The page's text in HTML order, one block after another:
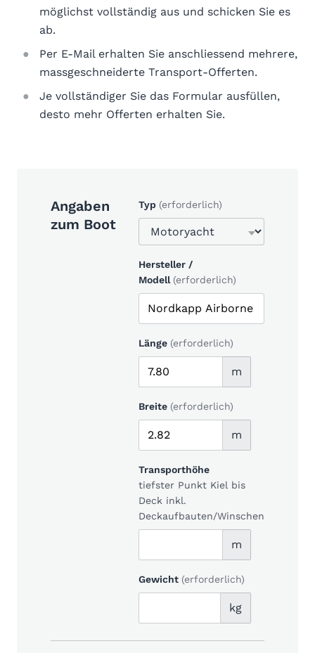
möglichst vollständig aus und schicken Sie es
ab.
Per E-Mail erhalten Sie anschliessend mehrere,
massgeschneiderte Transport-Offerten.
Je vollständiger Sie das Formular ausfüllen,
desto mehr Offerten erhalten Sie.
Angaben
zum Boot
Typ (erforderlich)
Hersteller /
Modell (erforderlich)
Länge (erforderlich)
m
Breite (erforderlich)
m
Transporthöhe
tiefster Punkt Kiel bis
Deck inkl.
Deckaufbauten/Winschen
m
Gewicht (erforderlich)
kg